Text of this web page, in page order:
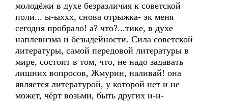
молодёжи в духе безразличия к советской
поли... ы-ыххх, снова отрыжка- эк меня
сегодня пробрало! а? что?...тике, в духе
наплевизма и безыдейности. Сила советской
литературы, самой передовой литературы в
мире, состоит в том, что, не надо задавать
лишних вопросов, Жмурин, наливай! она
является литературой, у которой нет и не
может, чёрт возьми, быть других и-и-